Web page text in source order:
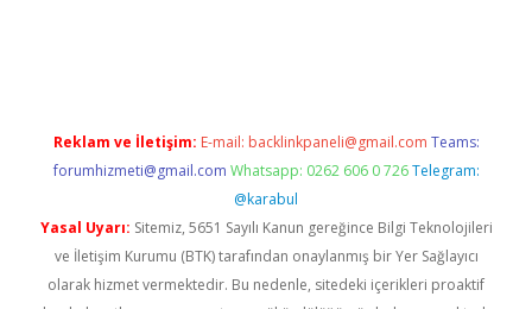
Reklam ve İletişim: E-mail: backlinkpaneli@gmail.com Teams:
forumhizmeti@gmail.com Whatsapp: 0262 606 0 726 Telegram:
@karabul
Yasal Uyarı: Sitemiz, 5651 Sayılı Kanun gereğince Bilgi Teknolojileri
ve İletişim Kurumu (BTK) tarafından onaylanmış bir Yer Sağlayıcı
olarak hizmet vermektedir. Bu nedenle, sitedeki içerikleri proaktif